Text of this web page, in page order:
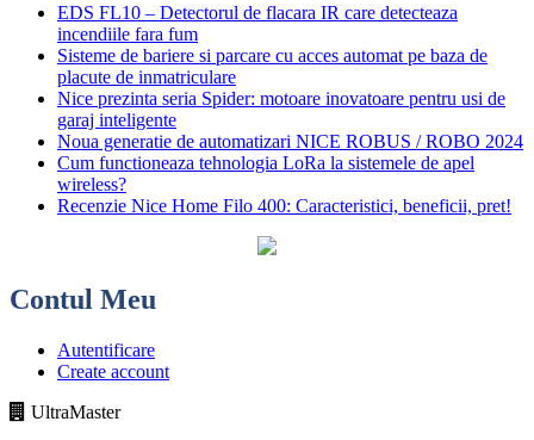
EDS FL10 – Detectorul de flacara IR care detecteaza
incendiile fara fum
Sisteme de bariere si parcare cu acces automat pe baza de
placute de inmatriculare
Nice prezinta seria Spider: motoare inovatoare pentru usi de
garaj inteligente
Noua generatie de automatizari NICE ROBUS / ROBO 2024
Cum functioneaza tehnologia LoRa la sistemele de apel
wireless?
Recenzie Nice Home Filo 400: Caracteristici, beneficii, pret!
Contul Meu
Autentificare
Create account
UltraMaster